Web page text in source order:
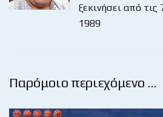
ξεκινήσει από
1989
Παρόμοιο περιεχόμενο …